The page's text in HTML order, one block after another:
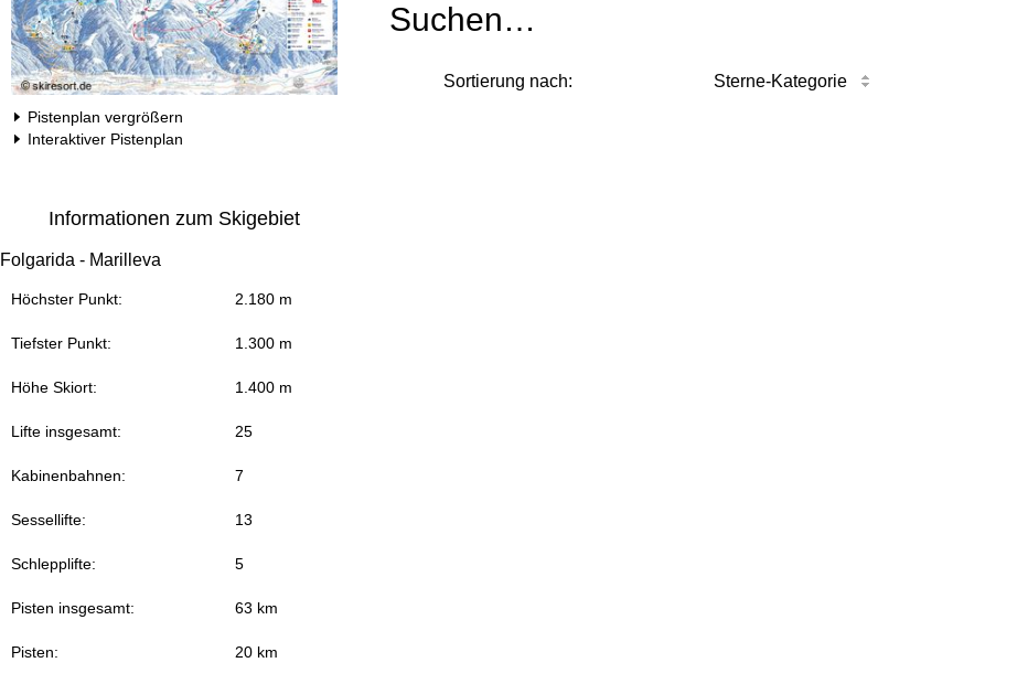
Pistenplan vergrößern
Interaktiver Pistenplan
Informationen zum Skigebiet
Folgarida - Marilleva
Höchster Punkt: 2.180 m
Tiefster Punkt: 1.300 m
Höhe Skiort: 1.400 m
Lifte insgesamt: 25
Kabinenbahnen: 7
Sessellifte: 13
Schlepplifte: 5
Pisten insgesamt: 63 km
Pisten: 20 km
Suchen…
Sortierung nach: Sterne-Kategorie